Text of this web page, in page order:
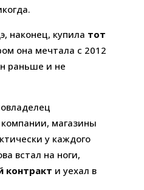
наконец, купила тот
она мечтала с 2012
раньше и не
магазины
у каждого
встал на ноги,
контракт и уехал в